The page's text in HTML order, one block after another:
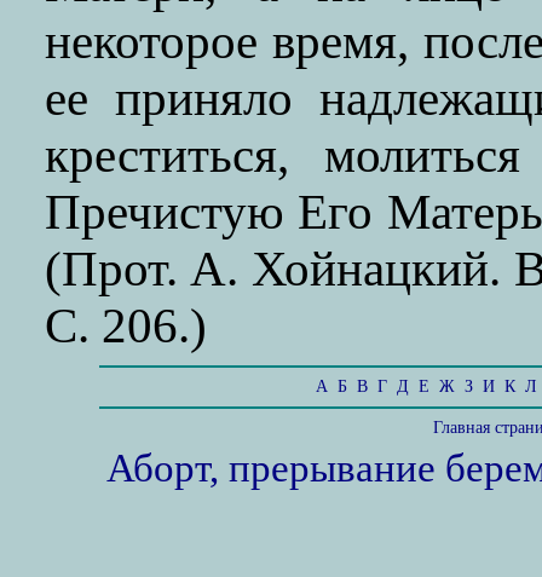
некоторое время,
ее приняло
креститься,
Пречистую Его
(Прот. А. Хойнацкий.
С. 206.)
А Б В Г Д Е Ж З И К Л
Главная
Аборт, прерывание